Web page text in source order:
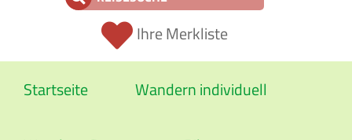
Ihre Merkliste
Startseite Wandern individuell